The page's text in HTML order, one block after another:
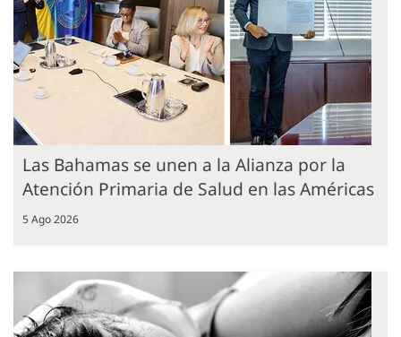
Las Bahamas se unen a la Alianza por la
Atención Primaria de Salud en las Américas
5 Ago 2026